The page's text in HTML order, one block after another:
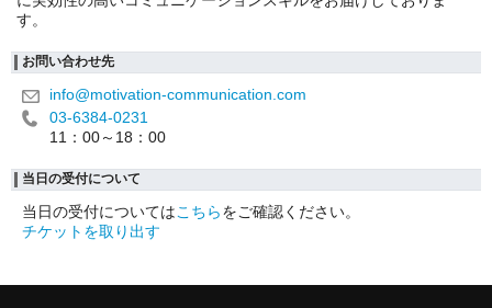
す。
お問い合わせ先
info@motivation-communication.com
03-6384-0231
11：00～18：00
当日の受付について
当日の受付についてはこちらをご確認ください。
チケットを取り出す